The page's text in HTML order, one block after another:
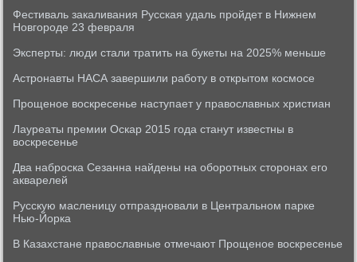
Фестиваль закаливания Русская удаль пройдет в Нижнем
Новгороде 23 февраля
Эксперты: люди стали тратить на букеты на 2025% меньше
Астронавты НАСА завершили работу в открытом космосе
Прощеное воскресенье наступает у православных христиан
Лауреаты премии Оскар 2015 года станут известны в
воскресенье
Два наброска Сезанна найдены на оборотных сторонах его
акварелей
Русскую масленицу отпраздновали в Центральном парке
Нью-Йорка
В Казахстане православные отмечают Прощеное воскресенье